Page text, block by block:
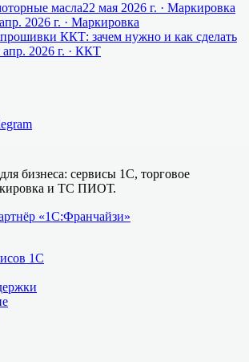
масла22 мая 2026 г. · Маркировка
2026 г. · Маркировка
ККТ: зачем нужно и как сделать
апр. 2026 г. · ККТ
бизнеса: сервисы 1С, торговое
и ТС ПИОТ.
«1С:Франчайзи»
1С